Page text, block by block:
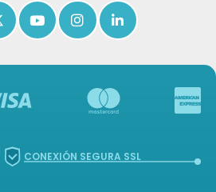
facebook-f
of x-twitter
Icon of youtube
Icon of instagram
Icon of
CONEXIÓN SEGURA SSL